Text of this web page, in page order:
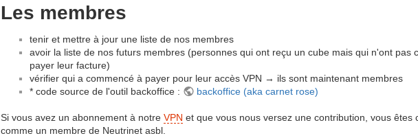
Les membres
tenir et mettre à jour une liste de nos membres
avoir la liste de nos futurs membres (personnes qui ont reçu un cube mais qui n'ont pas
payer leur facture)
vérifier qui a commencé à payer pour leur accès VPN → ils sont maintenant membres
* code source de l'outil backoffice :
backoffice (aka carnet rose)
Si vous avez un abonnement à notre VPN et que vous nous versez une contribution, vous êtes
comme un membre de Neutrinet asbl.